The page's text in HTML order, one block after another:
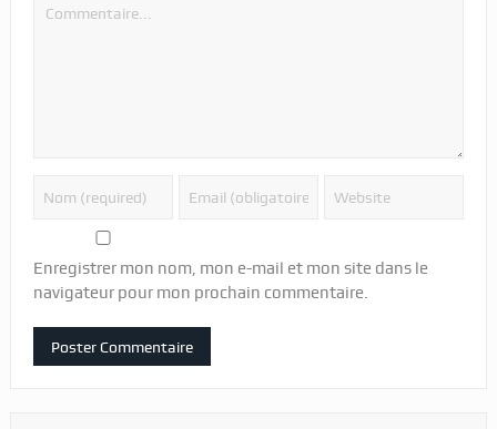
Enregistrer mon nom, mon e-mail et mon site dans le
navigateur pour mon prochain commentaire.